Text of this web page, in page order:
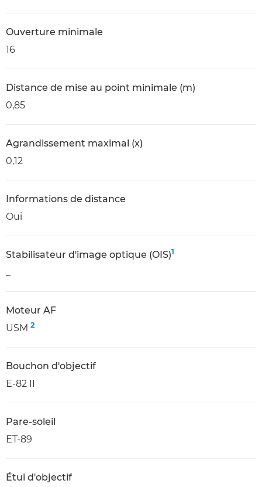
Ouverture minimale
16
Distance de mise au point minimale (m)
0,85
Agrandissement maximal (x)
0,12
Informations de distance
Oui
Stabilisateur d'image optique (OIS)1
Moteur AF
USM 2
Bouchon d'objectif
E-82 II
Pare-soleil
ET-89
Étui d'objectif